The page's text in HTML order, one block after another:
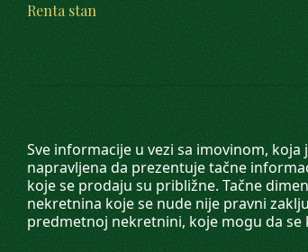
Sve informacije u vezi sa imovinom,
napravljena da prezentuje tačne
koje se prodaju su približne. Tačne
nekretnina koje se nude nije pravni
predmetnoj nekretnini, koje mogu da se
Renta stan